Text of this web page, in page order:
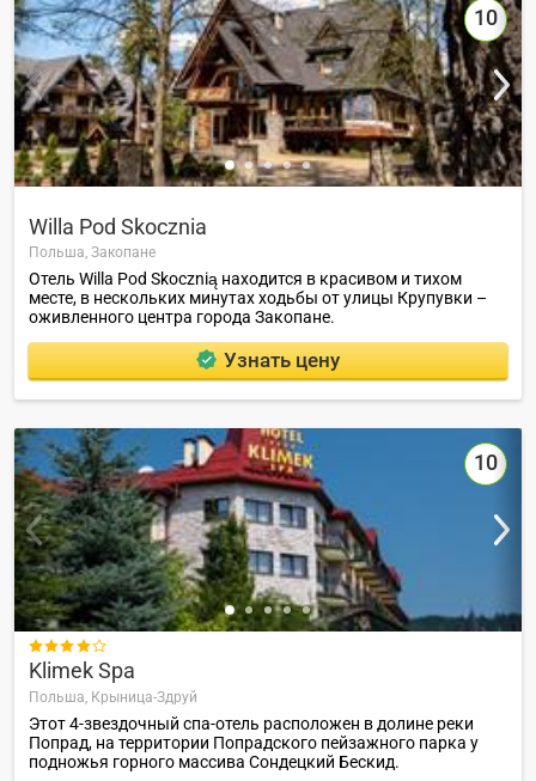
10
Willa Pod Skoczniа
Польша, Закопане
Отель Willa Pod Skocznią находится в красивом и тихом
месте, в нескольких минутах ходьбы от улицы Крупувки –
оживленного центра города Закопане.
Узнать цену
10

Klimek Spa
Польша, Крыница-Здруй
Этот 4-звездочный спа-отель расположен в долине реки
Попрад, на территории Попрадского пейзажного парка у
подножья горного массива Сондецкий Бескид.